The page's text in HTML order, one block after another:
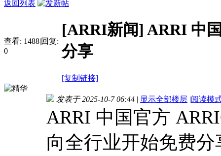
返回列表
查看: 1488|回复:
0
[ARRI新闻] ARRI 中
分享
[复制链接]
发表于 2025-10-7 06:44 | 显示全部楼层 |阅读模
ARRI 中国官方
向全行业开始免费